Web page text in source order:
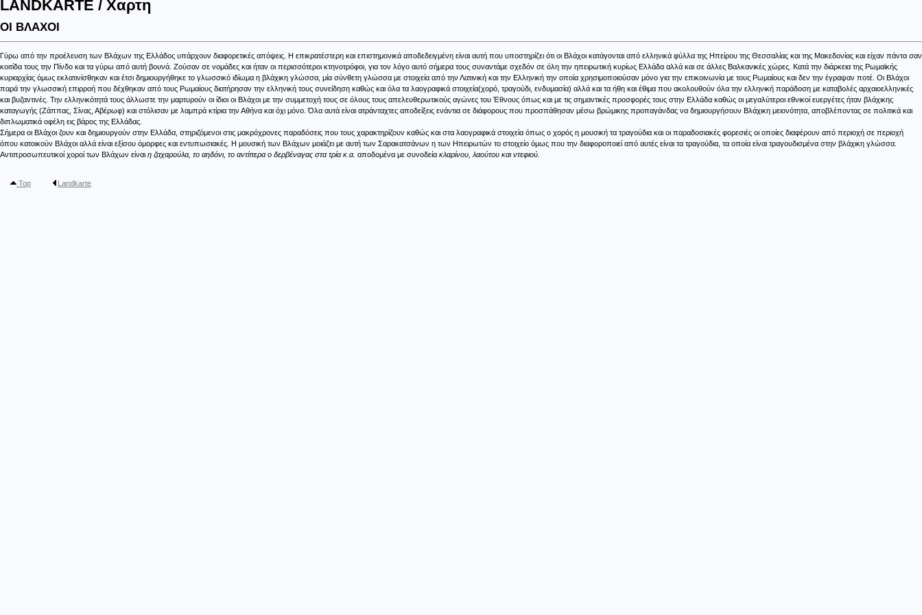
LANDKARTE / Χαρτη
ΟΙ ΒΛΑΧΟΙ
Γύρω από την προέλευση των Βλάχων της Ελλάδος υπάρχουν διαφορετικές απόψεις. Η επικρατέστερη και επιστημονικά αποδεδειγμένη είναι αυτή που υποστηρίζει ότι οι Βλάχοι κατάγονται από ελληνικά φύλλα της Ηπείρου της Θεσσαλίας και της Μακεδονίας και είχαν πάντα σαν
κοιτίδα τους την Πίνδο και τα γύρω από αυτή βουνά. Ζούσαν σε νομάδες και ήταν οι περισσότεροι κτηνοτρόφοι, για τον λόγο αυτό σήμερα τους συναντάμε σχεδόν σε όλη την ηπειρωτική κυρίως Ελλάδα αλλά και σε άλλες Βαλκανικές χώρες. Κατά την διάρκεια της Ρωμαϊκής
κυριαρχίας όμως εκλατινίσθηκαν και έτσι δημιουργήθηκε το γλωσσικό ιδίωμα η βλάχικη γλώσσα, μία σύνθετη γλώσσα με στοιχεία από την Λατινική και την Ελληνική την οποία χρησιμοποιούσαν μόνο για την επικοινωνία με τους Ρωμαίους και δεν την έγραψαν ποτέ. Οι Βλάχοι
παρά την γλωσσική επιρροή που δέχθηκαν από τους Ρωμαίους διατήρησαν την ελληνική τους συνείδηση καθώς και όλα τα λαογραφικά στοιχεία(χορό, τραγούδι, ενδυμασία) αλλά και τα ήθη και έθιμα που ακολουθούν όλα την ελληνική παράδοση με καταβολές αρχαιοελληνικές
και βυζαντινές. Την ελληνικότητά τους άλλωστε την μαρτυρούν οι ίδιοι οι Βλάχοι με την συμμετοχή τους σε όλους τους απελευθερωτικούς αγώνες του Έθνους όπως και με τις σημαντικές προσφορές τους στην Ελλάδα καθώς οι μεγαλύτεροι εθνικοί ευεργέτες ήταν βλάχικης
καταγωγής (Ζάππας, Σίνας, Αβέρωφ) και στόλισαν με λαμπρά κτίρια την Αθήνα και όχι μόνο. Όλα αυτά είναι ατράνταχτες αποδείξεις ενάντια σε διάφορους που προσπάθησαν μέσω βρώμικης προπαγάνδας να δημιουργήσουν Βλάχικη μειονότητα, αποβλέποντας σε πολιτικά και
διπλωματικά οφέλη εις βάρος της Ελλάδας.
Σήμερα οι Βλάχοι ζουν και δημιουργούν στην Ελλάδα, στηριζόμενοι στις μακρόχρονες παραδόσεις που τους χαρακτηρίζουν καθώς και στα λαογραφικά στοιχεία όπως ο χορός η μουσική τα τραγούδια και οι παραδοσιακές φορεσιές οι οποίες διαφέρουν από περιοχή σε περιοχή
όπου κατοικούν Βλάχοι αλλά είναι εξίσου όμορφες και εντυπωσιακές. Η μουσική των Βλάχων μοιάζει με αυτή των Σαρακατσάνων η των Ηπειρωτών το στοιχείο όμως που την διαφοροποιεί από αυτές είναι τα τραγούδια, τα οποία είναι τραγουδισμένα στην βλάχικη γλώσσα.
Αντιπροσωπευτικοί χοροί των Βλάχων είναι η ζαχαρούλα, το αηδόνι, το αντίπερα ο δερβέναγας στα τρία κ.α. αποδομένα με συνοδεία κλαρίνου, λαούτου και ντεφιού.
Top Landkarte